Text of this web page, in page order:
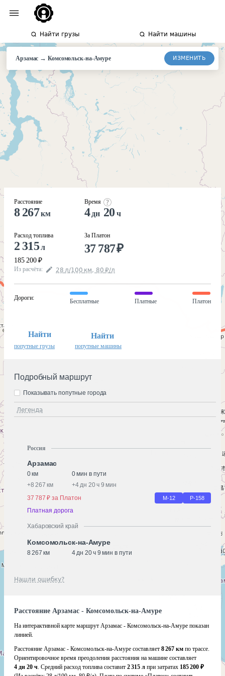
Найти грузы Найти машины
Арзамас →Комсомольск-на-Амуре ИЗМЕНИТЬ
Расстояние
8 267км
Расход топлива
2 315л
185 200 ₽
Время
4 дн 20 ч
За Платон
37 787₽
Из расчёта: 28 л/100 км, 80 ₽/л
Дороги:
Бесплатные Платные Платон
Найти
попутные грузы
Найти
попутные машины
Подробный маршрут
Легенда
Показывать попутные города
Россия
Арзамас
0 км
0 мин в пути
+8 267 км +4 дн 20 ч 9 мин
37 787 ₽ за Платон
М-12 Р-158
Платная дорога
Хабаровский край
Комсомольск-на-Амуре
8 267 км 4 дн 20 ч 9 мин в пути
Нашли ошибку?
Расстояние Арзамас - Комсомольск-на-Амуре
На интерактивной карте маршрут Арзамас - Комсомольск-на-Амуре показан
линией.
Расстояние Арзамас - Комсомольск-на-Амуре составляет 8 267 км по трассе.
Ориентировочное время преодоления расстояния на машине составляет
4 дн 20 ч. Средний расход топлива составит 2 315 л при затратах 185 200 ₽